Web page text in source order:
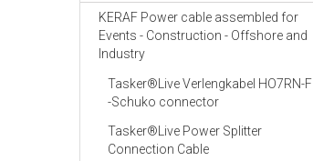
KERAF Power cable assembled for
Events - Construction - Offshore and
Industry
Tasker®Live Verlengkabel HO7RN-F
-Schuko connector
Tasker®Live Power Splitter
Connection Cable